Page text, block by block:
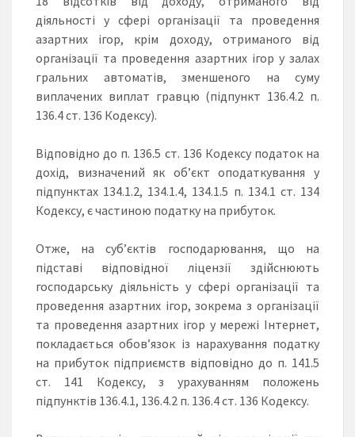
діяльності у сфері організації та проведення
азартних ігор, крім доходу, отриманого від
організації та проведення азартних ігор у залах
гральних автоматів, зменшеного на суму
виплачених виплат гравцю (підпункт 136.4.2 п.
136.4 ст. 136 Кодексу).
Відповідно до п. 136.5 ст. 136 Кодексу податок на
дохід, визначений як об’єкт оподаткування у
підпунктах 134.1.2, 134.1.4, 134.1.5 п. 134.1 ст. 134
Кодексу, є частиною податку на прибуток.
Отже, на суб’єктів господарювання, що на
підставі відповідної ліцензії здійснюють
господарську діяльність у сфері організації та
проведення азартних ігор, зокрема з організації
та проведення азартних ігор у мережі Інтернет,
покладається обов’язок із нарахування податку
на прибуток підприємств відповідно до п. 141.5
ст. 141 Кодексу, з урахуванням положень
підпунктів 136.4.1, 136.4.2 п. 136.4 ст. 136 Кодексу.